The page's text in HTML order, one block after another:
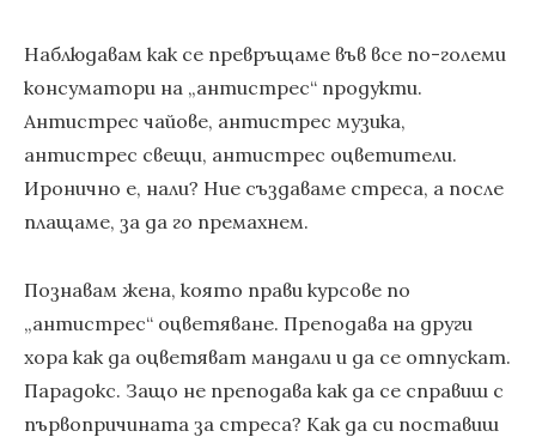
Наблюдавам как се превръщаме във все по-големи
консуматори на „антистрес“ продукти.
Антистрес чайове, антистрес музика,
антистрес свещи, антистрес оцветители.
Иронично е, нали? Ние създаваме стреса, а после
плащаме, за да го премахнем.
Познавам жена, която прави курсове по
„антистрес“ оцветяване. Преподава на други
хора как да оцветяват мандали и да се отпускат.
Парадокс. Защо не преподава как да се справиш с
първопричината за стреса? Как да си поставиш